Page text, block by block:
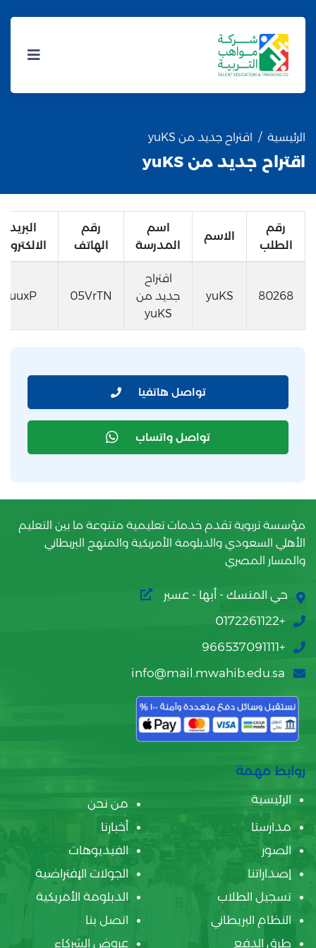
الرئيسية اقتراح جديد من yuKS
اقتراح جديد من yuKS
رقم
الطلب
الاسم
اسم
المدرسة
رقم
الهاتف
البريد
80268
yuKS
اقتراح
جديد من
yuKS
05VrTN
uuxP
تواصل هاتفيا
تواصل واتساب
مؤسسة تربوية تقدم خدمات تعليمية متنوعة ما بين التعليم
الأهلي السعودي والدبلومة الأمريكية والمنهج البريطاني
والمسار المصري
حي المنسك - أبها - عسير
+0172261122
+966537091111
info@mail.mwahib.edu.sa
روابط مهمة
الرئيسية
من نحن
مدارسنا
أخبارنا
الصور
الفيديوهات
إصداراتنا
الجولات الإفتراضية
تسجيل الطلاب
الدبلومة الأمريكية
النظام البريطاني
اتصل بنا
طرق الدفع
عروض الشركاء